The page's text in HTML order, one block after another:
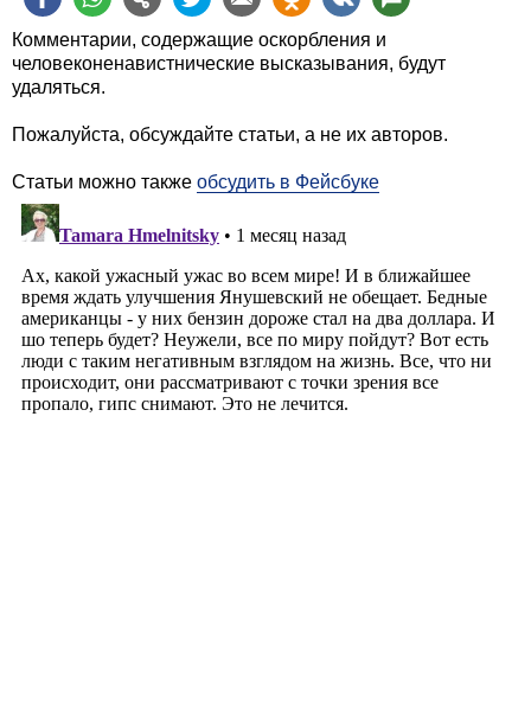
Комментарии, содержащие оскорбления и
человеконенавистнические высказывания, будут
удаляться.
Пожалуйста, обсуждайте статьи, а не их авторов.
Статьи можно также обсудить в Фейсбуке